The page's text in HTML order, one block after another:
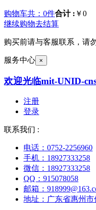
购物车共：0件合计 : ￥0
继续购物去结算
购买前请与客服联系，请
服务中心 ×
欢迎光临mit-UNID-
注册
登录
联系我们 :
电话：0752-2256960
手机：18927333258
微信：18927333258
QQ：915078058
邮箱：
地址：广东省惠州